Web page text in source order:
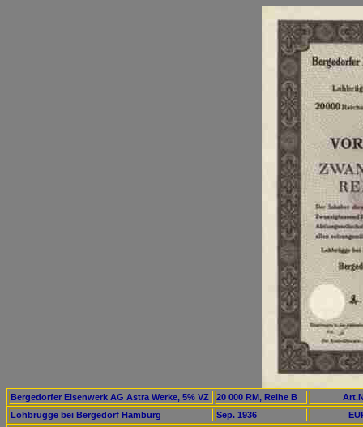
Bergedorfer Eisenwerk AG Astra Werke, 5% VZ 20 000 RM, Reihe B
Lohbrügge bei Bergedorf Hamburg
Sep. 1936